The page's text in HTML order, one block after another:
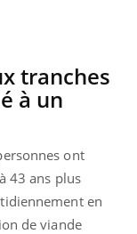
tranches
à un
ont
43 ans plus
en
de viande